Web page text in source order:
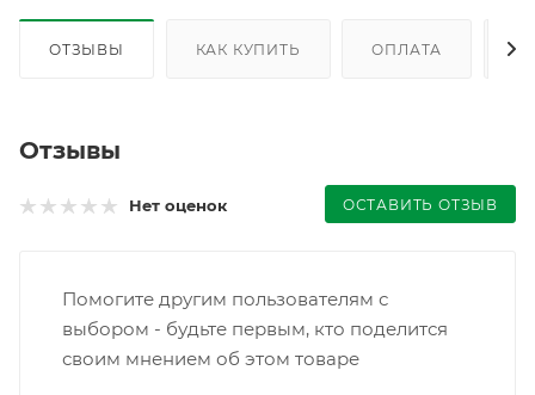
ОТЗЫВЫ КАК КУПИТЬ ОПЛАТА
Отзывы
Нет оценок ОСТАВИТЬ ОТЗЫВ
Помогите другим пользователям с
выбором - будьте первым, кто поделится
своим мнением об этом товаре